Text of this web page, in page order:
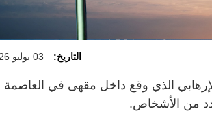
التاريخ: 03 يوليو 2026
الإرهابي الذي وقع داخل مقهى في العاصمة
من الأشخاص.